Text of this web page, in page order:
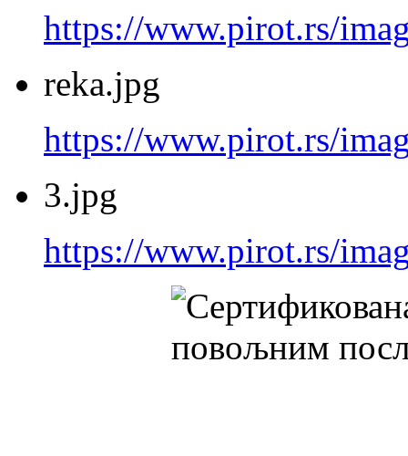
https://www.pirot.rs/
reka.jpg
https://www.pirot.rs/
3.jpg
https://www.pirot.rs/